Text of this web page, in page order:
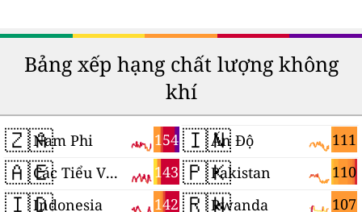
Bảng xếp hạng chất lượng không
khí
🇿🇦 154
Nam Phi
🇦🇪 143
Các Tiểu Vương quốc Ả Rập Thống nhất
🇮🇩 142
Indonesia
🇮🇳 111
Ấn Độ
🇵🇰 110
Pakistan
🇷🇼 107
Rwanda